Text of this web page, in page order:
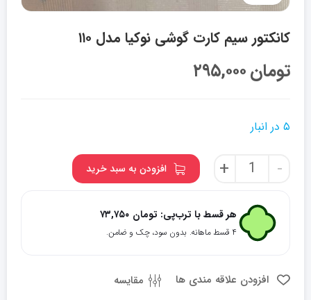
کانکتور سیم کارت گوشی نوکیا مدل ۱۱۰
۲۹۵,۰۰۰تومان
۵ در انبار
-
کانکتور
گوشی
نوکیا
مدل
عدد
+ افزودن به سبد خرید
هر قسط با ترب‌پی: ۷۳,۷۵۰ تومان
۴ قسط ماهانه. بدون سود، چک و ضامن.
افزودن علاقه مندی ها مقایسه